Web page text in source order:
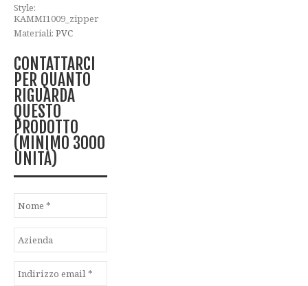
Style:
KAMMI1009_zipper
Materiali: PVC
CONTATTARCI
PER QUANTO
RIGUARDA
QUESTO
PRODOTTO
(MINIMO 3000
UNITÀ)